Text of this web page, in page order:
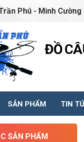
Phú - Minh
ĐỒ
SẢN PHẨM TIN
SẢN PHẨM